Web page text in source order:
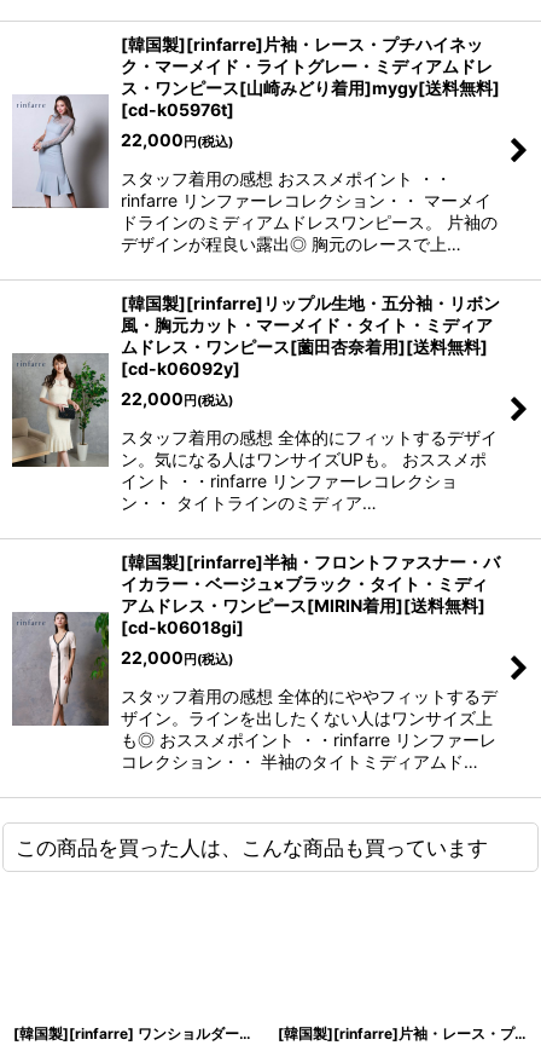
[韓国製][rinfarre]片袖・レース・プチハイネッ
ク・マーメイド・ライトグレー・ミディアムドレ
ス・ワンピース[山崎みどり着用]mygy[送料無料]
[cd-k05976t]
22,000 円 (税込)
スタッフ着用の感想 おススメポイント ・・
rinfarre リンファーレコレクション・・ マーメイ
ドラインのミディアムドレスワンピース。 片袖の
デザインが程良い露出◎ 胸元のレースで上…
[韓国製][rinfarre]リップル生地・五分袖・リボン
風・胸元カット・マーメイド・タイト・ミディア
ムドレス・ワンピース[薗田杏奈着用][送料無料]
[cd-k06092y]
22,000 円 (税込)
スタッフ着用の感想 全体的にフィットするデザイ
ン。気になる人はワンサイズUPも。 おススメポ
イント ・・rinfarre リンファーレコレクショ
ン・・ タイトラインのミディア…
[韓国製][rinfarre]半袖・フロントファスナー・バ
イカラー・ベージュ×ブラック・タイト・ミディ
アムドレス・ワンピース[MIRIN着用][送料無料]
[cd-k06018gi]
22,000 円 (税込)
スタッフ着用の感想 全体的にややフィットするデ
ザイン。ラインを出したくない人はワンサイズ上
も◎ おススメポイント ・・rinfarre リンファーレ
コレクション・・ 半袖のタイトミディアムド…
この商品を買った人は、こんな商品も買っています
[韓国製][rinfarre] ワンショルダー・ポイントレース・ミディアムドレス・タイト・ワンピース[山崎みどりちゃん着用] <<代引き手数料・送料無料>>myju [韓国製][rinfarre]片袖・レース・プチハイネック・マーメイド・ライトグレー・ミディアムドレス・ワンピース[山崎みどり着用]mygy[送料無料]